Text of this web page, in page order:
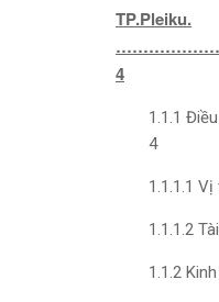
TP.Pleiku.
4
1.1.1
4
1.1.1.1
1.1.1.2
1.1.2